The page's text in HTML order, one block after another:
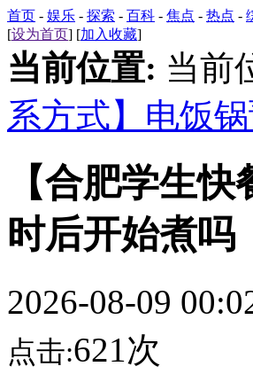
首页 - 娱乐 - 探索 - 百科 - 焦点 - 热点 -
[设为首页] [加入收藏]
当前位置: 当前
系方式】电饭
【合肥学生
时后开始煮吗
2026-08-09
点击:621次